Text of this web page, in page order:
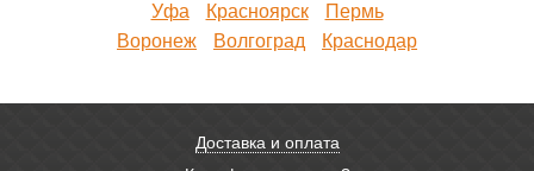
Уфа
Красноярск
Пермь
Воронеж
Волгоград Краснодар
Доставка и оплата